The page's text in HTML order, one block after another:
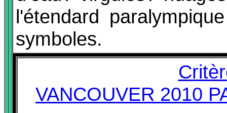
l'étendard
symboles.
VANCOUVER 2010